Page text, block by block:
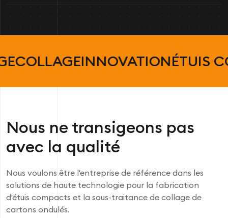
ÉTUIS COMPACTS
Nous ne transigeons pas
avec la qualité
Nous voulons être l'entreprise de référence dans les
solutions de haute technologie pour la fabrication
d'étuis compacts et la sous-traitance de collage de
cartons ondulés.